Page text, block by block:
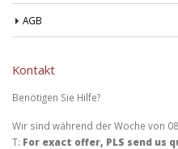
AGB
Kontakt
Benötigen Sie Hilfe?
Wir sind während der Woche von
T: For exact offer, PLS send us